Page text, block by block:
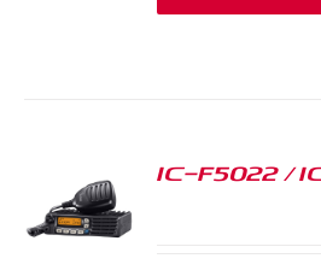
IC-F5022 /